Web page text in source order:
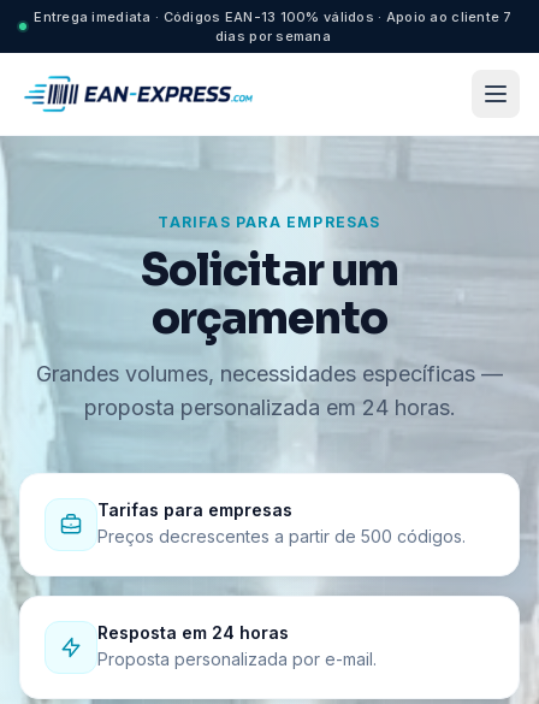
Entrega imediata · Códigos EAN-13 100% válidos · Apoio ao cliente 7
dias por semana
TARIFAS PARA EMPRESAS
Solicitar um
orçamento
Grandes volumes, necessidades específicas —
proposta personalizada em 24 horas.
Tarifas para empresas
Preços decrescentes a partir de 500 códigos.
Resposta em 24 horas
Proposta personalizada por e-mail.